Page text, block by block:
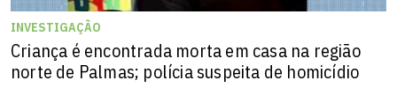
INVESTIGAÇÃO
Criança é encontrada morta em casa na região
norte de Palmas; polícia suspeita de homicídio